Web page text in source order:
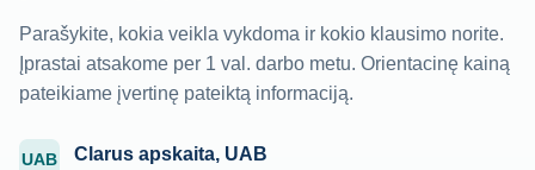
Parašykite, kokia veikla vykdoma ir kokio klausimo norite.
Įprastai atsakome per 1 val. darbo metu. Orientacinę kainą
pateikiame įvertinę pateiktą informaciją.
UAB Clarus apskaita, UAB